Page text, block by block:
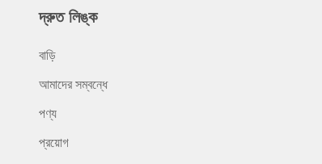
দ্রুত লিঙ্ক
বাড়ি
আমাদের সম্বন্ধে
পণ্য
প্রয়োগ